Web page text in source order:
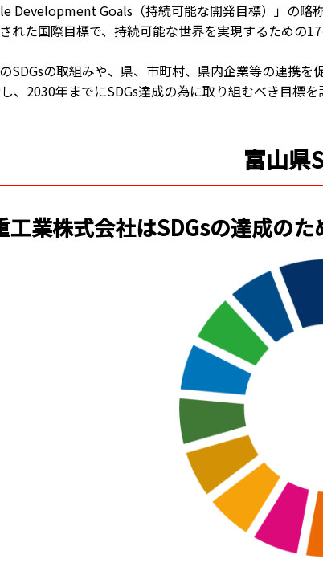
Development Goals（持続可能な開発目標）」の略
れた国際目標で、持続可能な世界を実現するための
SDGsの取組みや、県、市町村、県内企業等の連携
、2030年までにSDGs達成の為に取り組むべき目標を
富山県
工業株式会社はSDGsの達成のた